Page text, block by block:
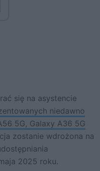
się na asystencie
niedawno
5G, Galaxy A36 5G
zostanie wdrożona na
2025 roku.